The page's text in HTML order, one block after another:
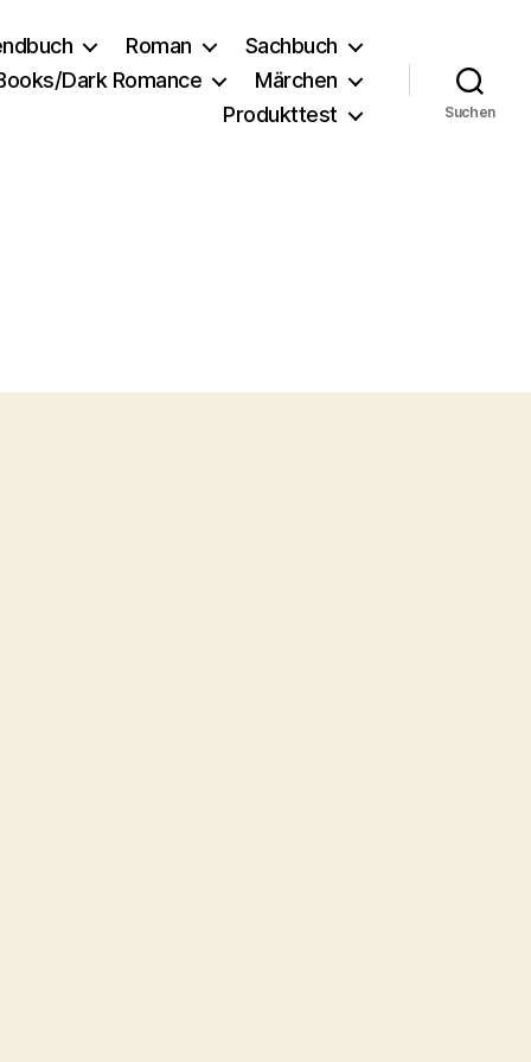
Roman
Sachbuch
Dark Romance
Märchen
Produkttest
Suchen